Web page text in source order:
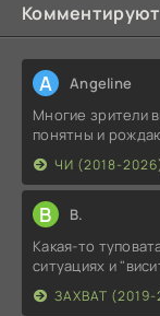
Комментируют
A Angeline
Многие зрители
понятны и
ЧИ (2018-
В В.
Какая-то
ситуациях и
ЗАХВАТ (2019-